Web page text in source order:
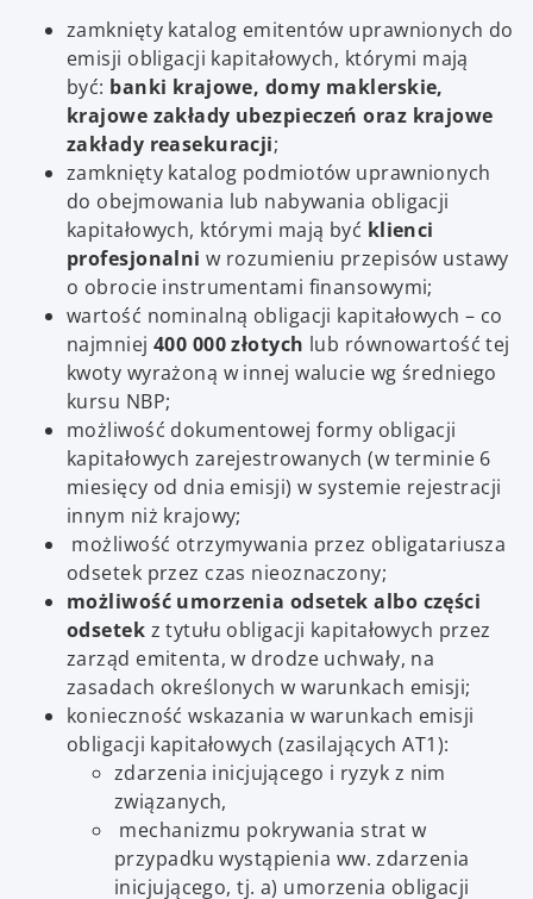
zamknięty katalog emitentów uprawnionych do
emisji obligacji kapitałowych, którymi mają
być: banki krajowe, domy maklerskie,
krajowe zakłady ubezpieczeń oraz krajowe
zakłady reasekuracji;
zamknięty katalog podmiotów uprawnionych
do obejmowania lub nabywania obligacji
kapitałowych, którymi mają być klienci
profesjonalni w rozumieniu przepisów ustawy
o obrocie instrumentami finansowymi;
wartość nominalną obligacji kapitałowych – co
najmniej 400 000 złotych lub równowartość tej
kwoty wyrażoną w innej walucie wg średniego
kursu NBP;
możliwość dokumentowej formy obligacji
kapitałowych zarejestrowanych (w terminie 6
miesięcy od dnia emisji) w systemie rejestracji
innym niż krajowy;
możliwość otrzymywania przez obligatariusza
odsetek przez czas nieoznaczony;
możliwość umorzenia odsetek albo części
odsetek z tytułu obligacji kapitałowych przez
zarząd emitenta, w drodze uchwały, na
zasadach określonych w warunkach emisji;
konieczność wskazania w warunkach emisji
obligacji kapitałowych (zasilających AT1):
zdarzenia inicjującego i ryzyk z nim
związanych,
mechanizmu pokrywania strat w
przypadku wystąpienia ww. zdarzenia
inicjującego, tj. a) umorzenia obligacji